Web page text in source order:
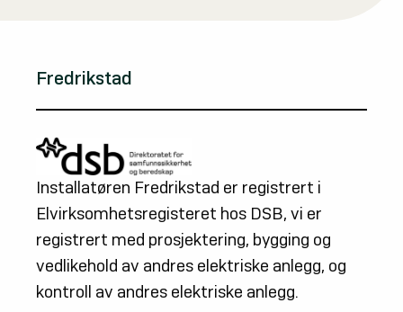
Tjenester
Kontakt
Om oss
Reklamasjon
Nettbutikk
Bestill elektrikertjenester raskt og enkelt
Fredrikstad
Installatøren Fredrikstad er registrert i
Elvirksomhetsregisteret hos DSB, vi er
registrert med prosjektering, bygging og
vedlikehold av andres elektriske anlegg, og
kontroll av andres elektriske anlegg.